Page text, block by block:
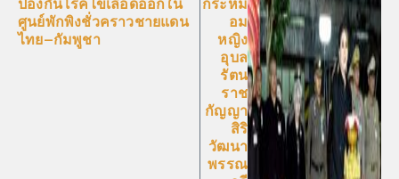
ป้องกันโรคไข้เลือดออกใน
ศูนย์พักพิงชั่วคราวชายแดน
ไทย–กัมพูชา
กระหม่
อม
หญิง
อุบล
รัตน
ราช
กัญญา
สิริ
วัฒนา
พรรณ